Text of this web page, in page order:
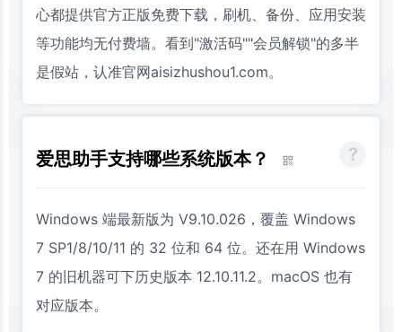
心都提供官方正版免费下载，刷机、备份、应用安装
等功能均无付费墙。看到"激活码""会员解锁"的多半
是假站，认准官网aisizhushou1.com。
爱思助手支持哪些系统版本？
Windows 端最新版为 V9.10.026，覆盖 Windows
7 SP1/8/10/11 的 32 位和 64 位。还在用 Windows
7 的旧机器可下历史版本 12.10.11.2。macOS 也有
对应版本。